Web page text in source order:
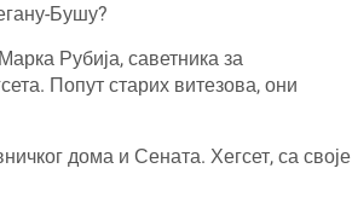
Бушу?
Рубија, саветника за
Попут старих витезова, они
дома и Сената. Хегсет, са своје